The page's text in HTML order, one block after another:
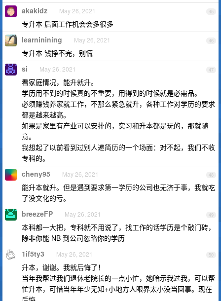
45
akakidz May 26, 2021
专升本 后面工作机会会多很多
46
learninining May 26, 2021
专升本 钱挣不完，别慌
47
si May 26, 2021
看家庭情况，能升就升。
学历用不到的时候真的不重要，用得到的时候就是必需品。
必须赚钱养家就工作，不那么紧急就升，各种工作对学历的要求
都是越来越高。
如果是家里有产业可以安排的，实习和升本都是玩的，那就随
意。
我想起了以前看到过别人递简历的一个场面：对不起，我们不收
专科的。
48
cheny95 May 26, 2021
能升本就升。但是遇到要求第一学历的公司也无济于事，我就吃
了没文化的亏。
49
breezeFP May 26, 2021
本科都一大把，专科就不用说了，找工作的话学历是个敲门砖，
除非你能 NB 到公司忽略你的学历
50
1if5ty3 May 26, 2021
升本，谢谢。我就后悔了！
当年我帮过我们退休老院长的一点小忙，她暗示我过我，可以帮
忙升本，可惜当年年少无知+小地方人眼界太小没当回事。现在